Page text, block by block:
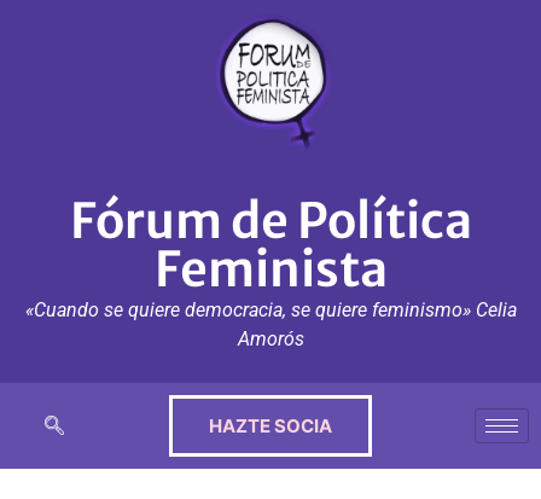
Fórum de Política
Feminista
«Cuando se quiere democracia, se quiere feminismo» Celia
Amorós
HAZTE SOCIA